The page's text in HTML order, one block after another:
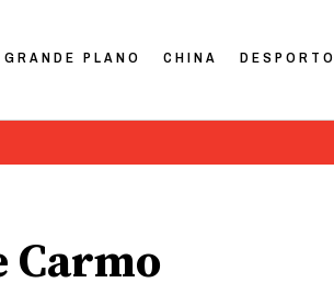
GRANDE PLANO CHINA DESPORTO
Carmo